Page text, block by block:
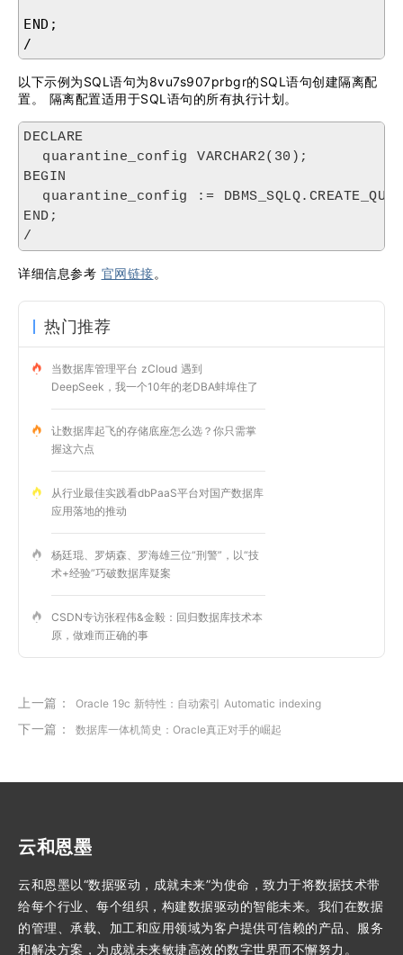
END;
/
以下示例为SQL语句为8vu7s907prbgr的SQL语句创建隔离配
置。 隔离配置适用于SQL语句的所有执行计划。
DECLARE
quarantine_config VARCHAR2(30);
BEGIN
quarantine_config :=
END;
/
详细信息参考 官网链接。
热门推荐
当数据库管理平台 zCloud 遇到
DeepSeek，我一个10年的老DBA蚌埠住了
让数据库起飞的存储底座怎么选？你只需掌
握这六点
从行业最佳实践看dbPaaS平台对国产数据库
应用落地的推动
杨廷琨、罗炳森、罗海雄三位“刑警”，以“技
术+经验”巧破数据库疑案
CSDN专访张程伟&金毅：回归数据库技术本
原，做难而正确的事
上一篇： Oracle 19c 新特性：自动索引 Automatic indexing
下一篇： 数据库一体机简史：Oracle真正对手的崛起
云和恩墨
云和恩墨以“数据驱动，成就未来”为使命，致力于将数据技术带
给每个行业、每个组织，构建数据驱动的智能未来。我们在数据
的管理、承载、加工和应用领域为客户提供可信赖的产品、服务
和解决方案，为成就未来敏捷高效的数字世界而不懈努力。